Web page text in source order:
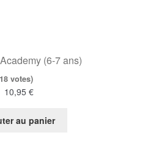
(6-7 ans)
votes)
10,95 €
au panier